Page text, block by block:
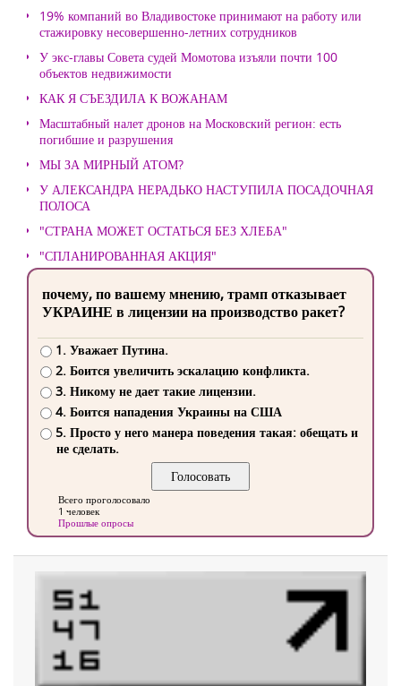
19% компаний во Владивостоке принимают на работу или
стажировку несовершенно-летних сотрудников
У экс-главы Совета судей Момотова изъяли почти 100
объектов недвижимости
КАК Я СЪЕЗДИЛА К ВОЖАНАМ
Масштабный налет дронов на Московский регион: есть
погибшие и разрушения
МЫ ЗА МИРНЫЙ АТОМ?
У АЛЕКСАНДРА НЕРАДЬКО НАСТУПИЛА ПОСАДОЧНАЯ
ПОЛОСА
"СТРАНА МОЖЕТ ОСТАТЬСЯ БЕЗ ХЛЕБА"
"СПЛАНИРОВАННАЯ АКЦИЯ"
почему, по вашему мнению, трамп отказывает
УКРАИНЕ в лицензии на производство ракет?
1. Уважает Путина.
2. Боится увеличить эскалацию конфликта.
3. Никому не дает такие лицензии.
4. Боится нападения Украины на США
5. Просто у него манера поведения такая: обещать и
не сделать.
Всего проголосовало
1 человек
Прошлые опросы